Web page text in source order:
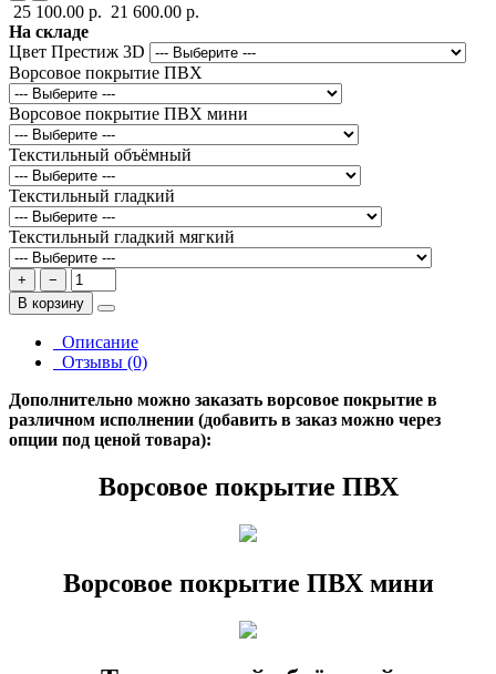
25 100.00 р. 21 600.00 р.
На складе
Цвет Престиж 3D
Ворсовое покрытие ПВХ
Ворсовое покрытие ПВХ мини
Текстильный объёмный
Текстильный гладкий
Текстильный гладкий мягкий
+
−
В корзину
Описание
Отзывы (0)
Дополнительно можно заказать ворсовое покрытие в
различном исполнении (добавить в заказ можно через
опции под ценой товара):
Ворсовое покрытие ПВХ
Ворсовое покрытие ПВХ мини